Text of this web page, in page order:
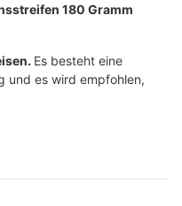
180 Gramm
Es besteht eine
und es wird empfohlen,